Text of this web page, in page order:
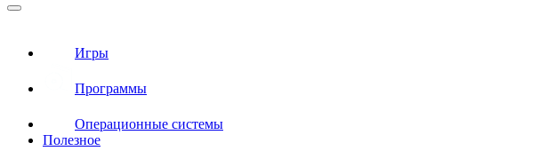
Игры
Программы
Операционные системы
Полезное